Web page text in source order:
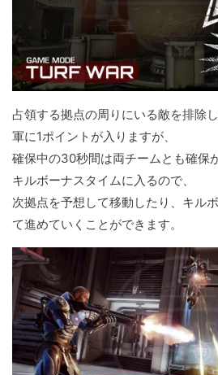
占領する拠点の周りにいる敵を排除
軍に1ポイントが入りますが、
確保中の30秒間は両チームとも確保
キルボーナスタイムに入るので、
次拠点を予想して移動したり、キル
て進めていくことができます。